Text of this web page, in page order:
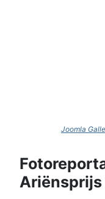
Joomla